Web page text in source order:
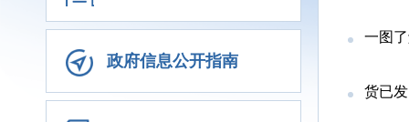
政府信息公开指南
一图
货已